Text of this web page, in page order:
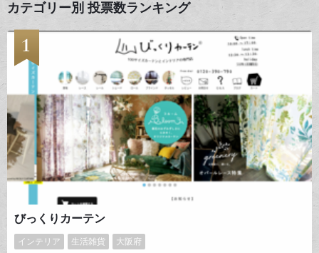
カテゴリー別 投票数ランキング
びっくりカーテン
インテリア 生活雑貨
大阪府